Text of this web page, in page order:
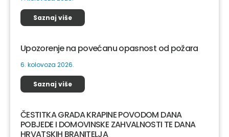
Saznaj više
Upozorenje na povećanu opasnost od požara
6. kolovoza 2026.
Saznaj više
ČESTITKA GRADA KRAPINE POVODOM DANA
POBJEDE I DOMOVINSKE ZAHVALNOSTI TE DANA
HRVATSKIH BRANITELJA